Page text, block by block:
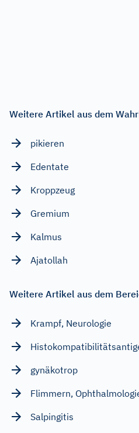
Weitere Artikel aus dem
pikieren
Edentate
Kroppzeug
Gremium
Kalmus
Ajatollah
Weitere Artikel aus dem
Krampf, Neurologie
gynäkotrop
Flimmern,
Salpingitis